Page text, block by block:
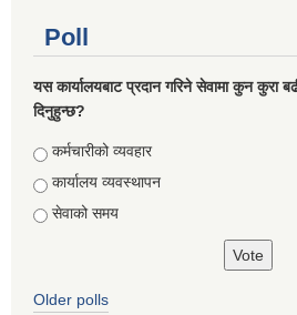
Poll
यस कार्यालयबाट प्रदान गरिने सेवामा कुन कुरा
दिनुहुन्छ?
Choices
कर्मचारीको व्यवहार
कार्यालय व्यवस्थापन
सेवाको समय
Older polls